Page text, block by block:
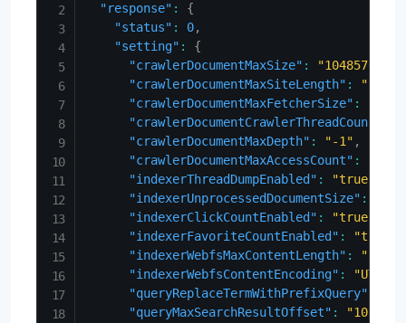
"response" :
{
"status" : 0,
"setting" :
{
"crawlerDocumentMaxSize" : "10485760"
"crawlerDocumentMaxSiteLength" : "50"
"crawlerDocumentMaxFetcherSize" :
"crawlerDocumentCrawlerThreadCount"
"crawlerDocumentMaxDepth" : "-1" ,
"crawlerDocumentMaxAccessCount" :
"indexerThreadDumpEnabled" : "true"
"indexerUnprocessedDocumentSize" :
"indexerClickCountEnabled" : "true"
"indexerFavoriteCountEnabled" : "true"
"indexerWebfsMaxContentLength" :
"indexerWebfsContentEncoding" : "UTF-8"
"queryReplaceTermWithPrefixQuery"
"queryMaxSearchResultOffset" : "100000"